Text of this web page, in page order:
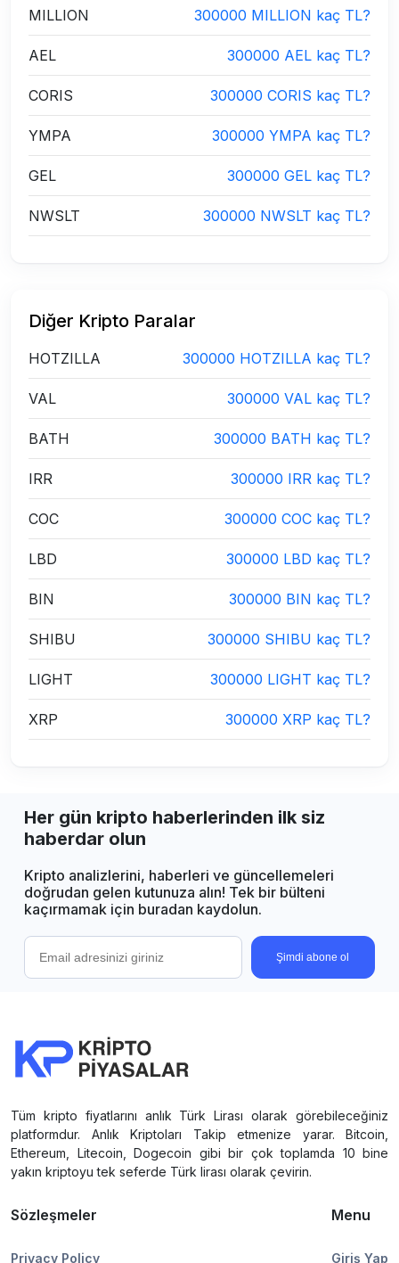
MILLION 300000 MILLION kaç TL?
AEL 300000 AEL kaç TL?
CORIS 300000 CORIS kaç TL?
YMPA 300000 YMPA kaç TL?
GEL 300000 GEL kaç TL?
NWSLT 300000 NWSLT kaç TL?
Diğer Kripto Paralar
HOTZILLA 300000 HOTZILLA kaç TL?
VAL 300000 VAL kaç TL?
BATH 300000 BATH kaç TL?
IRR 300000 IRR kaç TL?
COC 300000 COC kaç TL?
LBD 300000 LBD kaç TL?
BIN 300000 BIN kaç TL?
SHIBU 300000 SHIBU kaç TL?
LIGHT 300000 LIGHT kaç TL?
XRP 300000 XRP kaç TL?
Her gün kripto haberlerinden ilk siz
haberdar olun
Kripto analizlerini, haberleri ve güncellemeleri
doğrudan gelen kutunuza alın! Tek bir bülteni
kaçırmamak için buradan kaydolun.
Şimdi abone ol
Tüm kripto fiyatlarını anlık Türk Lirası olarak görebileceğiniz
platformdur. Anlık Kriptoları Takip etmenize yarar. Bitcoin,
Ethereum, Litecoin, Dogecoin gibi bir çok toplamda 10 bine
yakın kriptoyu tek seferde Türk lirası olarak çevirin.
Sözleşmeler
Privacy Policy
Menu
Giriş Yap